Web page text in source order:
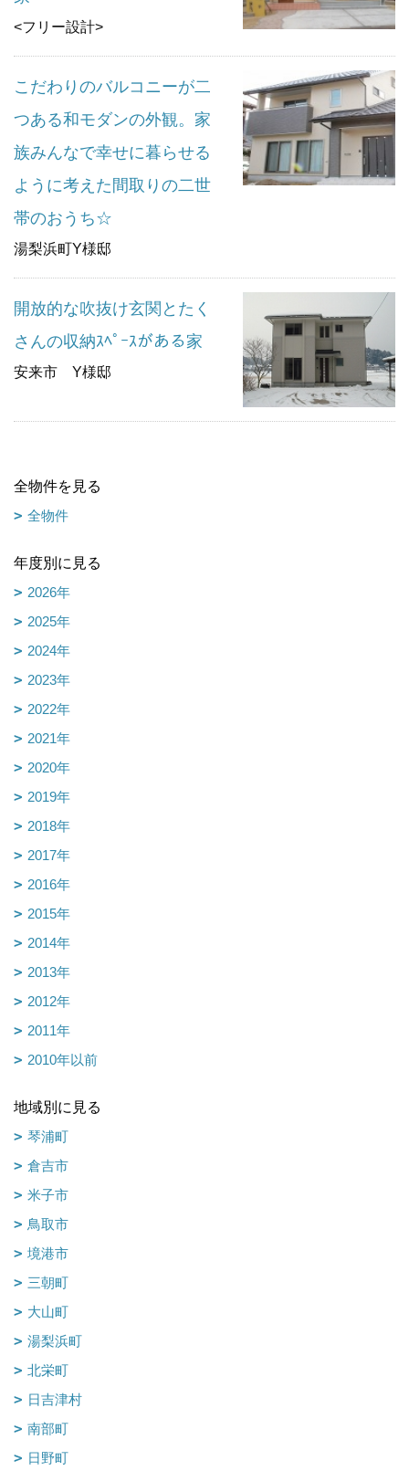
<フリー設計>
こだわりのバルコニーが二
つある和モダンの外観。家
族みんなで幸せに暮らせる
ように考えた間取りの二世
帯のおうち☆
湯梨浜町Y様邸
開放的な吹抜け玄関とたく
さんの収納ｽﾍﾟｰｽがある家
安来市 Y様邸
全物件を見る
全物件
年度別に見る
2026年
2025年
2024年
2023年
2022年
2021年
2020年
2019年
2018年
2017年
2016年
2015年
2014年
2013年
2012年
2011年
2010年以前
地域別に見る
琴浦町
倉吉市
米子市
鳥取市
境港市
三朝町
大山町
湯梨浜町
北栄町
日吉津村
南部町
日野町